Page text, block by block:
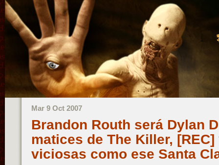
Mar 9 Oct 2007
Brandon Routh será Dylan
matices de The Killer,
viciosas como ese Santa